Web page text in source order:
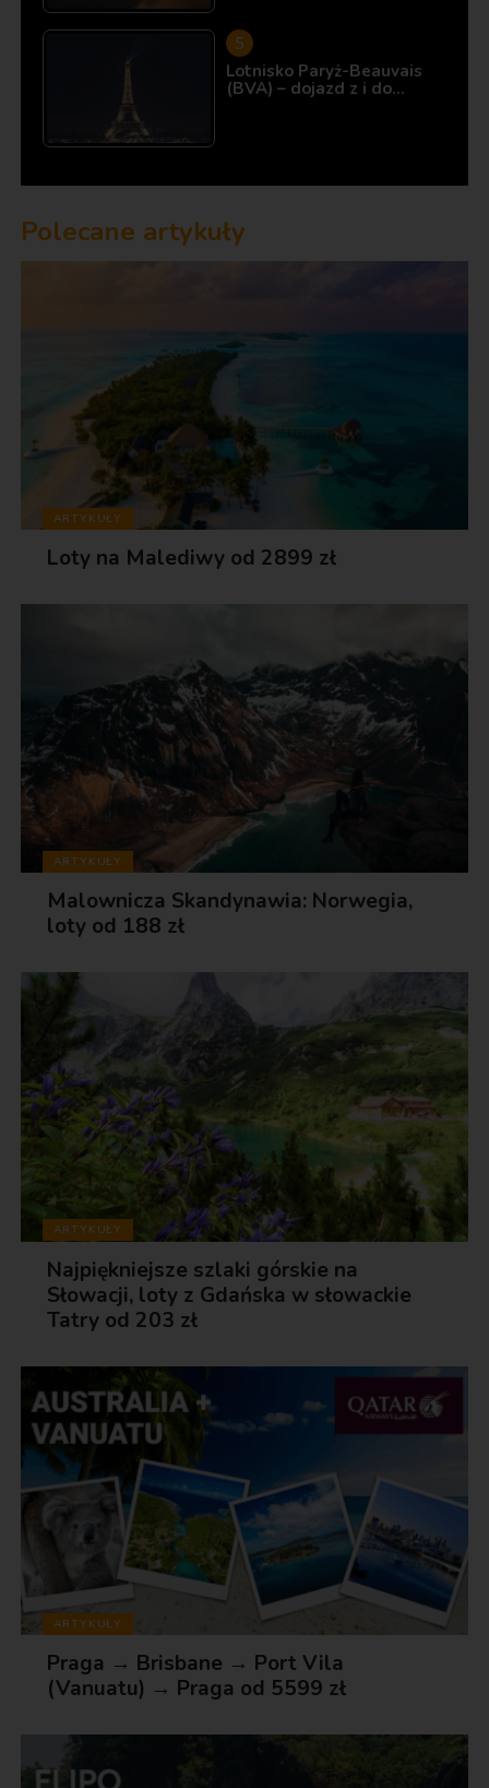
Lotnisko Paryż-Beauvais
(BVA) – dojazd z i do…
Polecane artykuły
ARTYKUŁY
Loty na Malediwy od 2899 zł
ARTYKUŁY
Malownicza Skandynawia: Norwegia,
loty od 188 zł
ARTYKUŁY
Najpiękniejsze szlaki górskie na
Słowacji, loty z Gdańska w słowackie
Tatry od 203 zł
ARTYKUŁY
Praga → Brisbane → Port Vila
(Vanuatu) → Praga od 5599 zł